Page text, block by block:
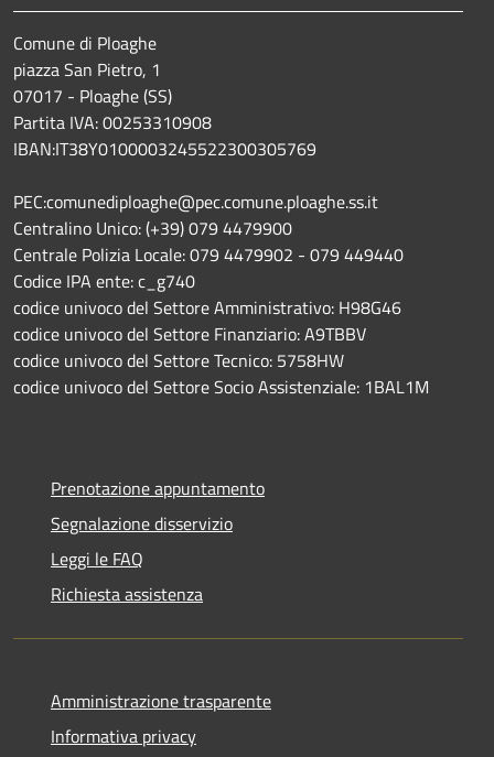
Comune di Ploaghe
piazza San Pietro, 1
07017 - Ploaghe (SS)
Partita IVA: 00253310908
IBAN:IT38Y0100003245522300305769
PEC:comunediploaghe@pec.comune.ploaghe.ss.it
Centralino Unico: (+39) 079 4479900
Centrale Polizia Locale: 079 4479902 - 079 449440
Codice IPA ente: c_g740
codice univoco del Settore Amministrativo: H98G46
codice univoco del Settore Finanziario: A9TBBV
codice univoco del Settore Tecnico: 5758HW
codice univoco del Settore Socio Assistenziale: 1BAL1M
Prenotazione appuntamento
Segnalazione disservizio
Leggi le FAQ
Richiesta assistenza
Amministrazione trasparente
Informativa privacy